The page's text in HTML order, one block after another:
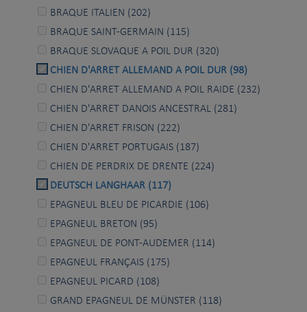
BRAQUE ITALIEN (202)
BRAQUE SAINT-GERMAIN (115)
BRAQUE SLOVAQUE A POIL DUR (320)
CHIEN D'ARRET ALLEMAND A POIL DUR (98)
CHIEN D'ARRET ALLEMAND A POIL RAIDE (232)
CHIEN D'ARRET DANOIS ANCESTRAL (281)
CHIEN D'ARRET FRISON (222)
CHIEN D'ARRET PORTUGAIS (187)
CHIEN DE PERDRIX DE DRENTE (224)
DEUTSCH LANGHAAR (117)
EPAGNEUL BLEU DE PICARDIE (106)
EPAGNEUL BRETON (95)
EPAGNEUL DE PONT-AUDEMER (114)
EPAGNEUL FRANÇAIS (175)
EPAGNEUL PICARD (108)
GRAND EPAGNEUL DE MÜNSTER (118)